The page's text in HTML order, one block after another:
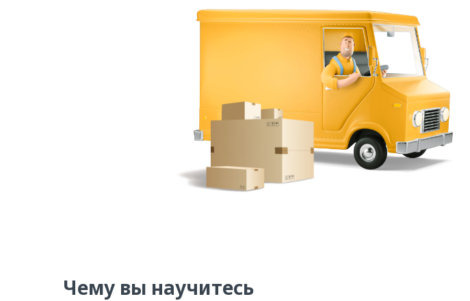
Чему вы научитесь